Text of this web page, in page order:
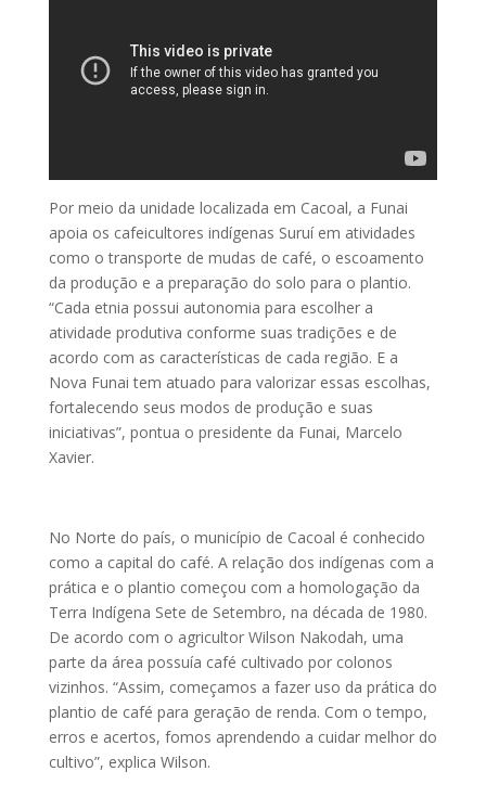
Por meio da unidade localizada em Cacoal, a Funai
apoia os cafeicultores indígenas Suruí em atividades
como o transporte de mudas de café, o escoamento
da produção e a preparação do solo para o plantio.
“Cada etnia possui autonomia para escolher a
atividade produtiva conforme suas tradições e de
acordo com as características de cada região. E a
Nova Funai tem atuado para valorizar essas escolhas,
fortalecendo seus modos de produção e suas
iniciativas”, pontua o presidente da Funai, Marcelo
Xavier.
No Norte do país, o município de Cacoal é conhecido
como a capital do café. A relação dos indígenas com a
prática e o plantio começou com a homologação da
Terra Indígena Sete de Setembro, na década de 1980.
De acordo com o agricultor Wilson Nakodah, uma
parte da área possuía café cultivado por colonos
vizinhos. “Assim, começamos a fazer uso da prática do
plantio de café para geração de renda. Com o tempo,
erros e acertos, fomos aprendendo a cuidar melhor do
cultivo”, explica Wilson.